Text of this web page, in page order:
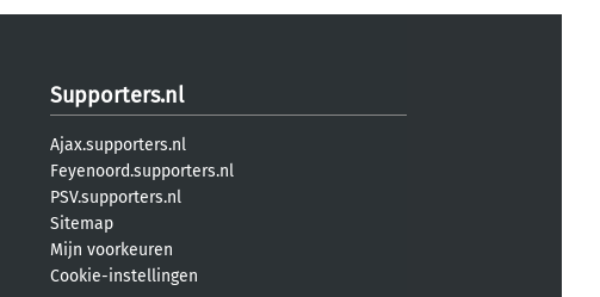
Supporters.nl
Ajax.supporters.nl
Feyenoord.supporters.nl
PSV.supporters.nl
Sitemap
Mijn voorkeuren
Cookie-instellingen